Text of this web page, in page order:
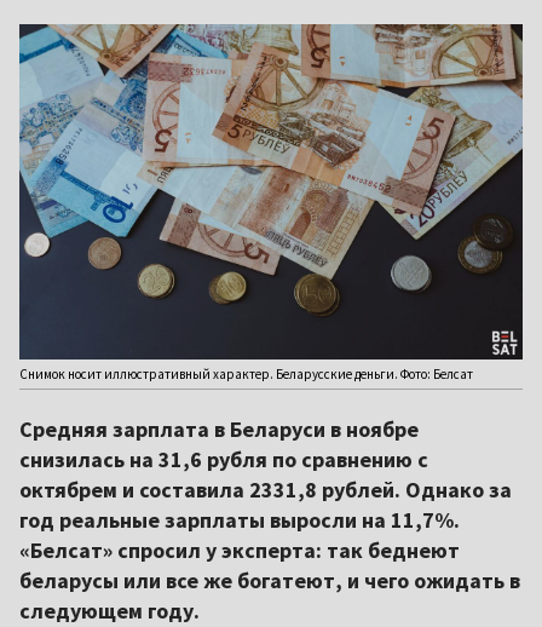
Снимок носит иллюстративный характер. Беларусские деньги. Фото: Белсат
Средняя зарплата в Беларуси в ноябре
снизилась на 31,6 рубля по сравнению с
октябрем и составила 2331,8 рублей. Однако за
год реальные зарплаты выросли на 11,7%.
«Белсат» спросил у эксперта: так беднеют
беларусы или все же богатеют, и чего ожидать в
следующем году.